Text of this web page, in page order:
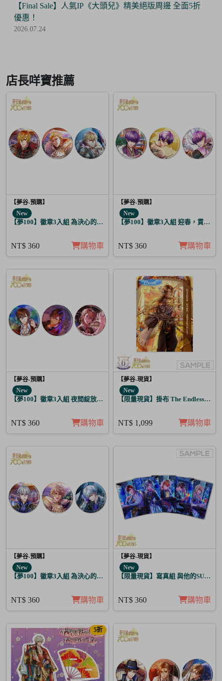
【Final Sale】人氣IP《大頭兒》精美絕版周邊 全面5折
優惠！
2026.07.24
6
店長咩寶推薦
【夢谷-預購】
New
【夢100】徽章3入組 為決心的落幕獻上愛之歌 阿波羅
NT$ 360 購物車
【夢谷-預購】
New
【夢100】徽章3入組 迎春，貫徹仁
NT$ 360 購物車
【夢谷-預購】
New
【夢100】徽章3入組 夜間綻放的花香調酒 利卡
NT$ 360 購物車
【夢谷-現貨】
New
【限量現貨】掛布 The Endless Sky
NT$ 1,099 購物車
【夢谷-預購】
New
【夢100】徽章3入組 為決心的落幕獻上愛之歌 葛雷希亞
NT$ 360 購物車
【夢谷-現貨】
New
【限量現貨】寫真組 與他的
NT$ 360 購物車
5折